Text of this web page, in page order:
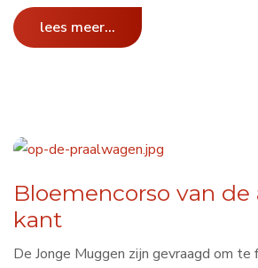
lees meer...
Bloemencorso van de
kant
De Jonge Muggen zijn gevraagd om te